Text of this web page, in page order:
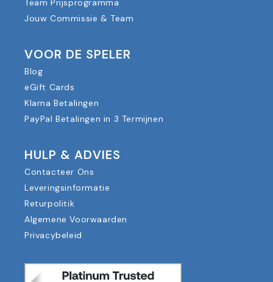
Team Prijsprogramma
Jouw Commissie & Team
VOOR DE SPELER
Blog
eGift Cards
Klarna Betalingen
PayPal Betalingen in 3 Termijnen
HULP & ADVIES
Contacteer Ons
Leveringsinformatie
Returpolitik
Algemene Voorwaarden
Privacybeleid